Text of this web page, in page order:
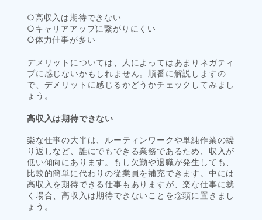
○高収入は期待できない
○キャリアアップに繋がりにくい
○体力仕事が多い
デメリットについては、人によってはあまりネガティ
ブに感じないかもしれません。順番に解説しますの
で、デメリットに感じるかどうかチェックしてみまし
ょう。
高収入は期待できない
楽な仕事の大半は、ルーティンワークや単純作業の繰
り返しなど、誰にでもできる業務であるため、収入が
低い傾向にあります。もし欠勤や退職が発生しても、
比較的簡単に代わりの従業員を補充できます。中には
高収入を期待できる仕事もありますが、楽な仕事に就
く場合、高収入は期待できないことを念頭に置きまし
ょう。